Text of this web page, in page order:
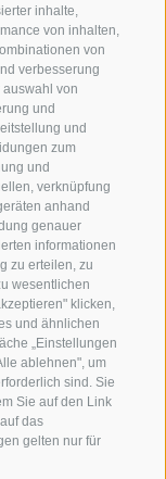
inhalte,
von inhalten,
von
verbesserung
von
und
und
zum
und
verknüpfung
anhand
genauer
informationen
zu erteilen, zu
wesentlichen
klicken,
und ähnlichen
„Einstellungen
ablehnen", um
sind. Sie
Sie auf den Link
das
gelten nur für